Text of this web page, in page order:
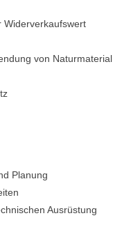
Widerverkaufswert
von Naturmaterial
Planung
Ausrüstung